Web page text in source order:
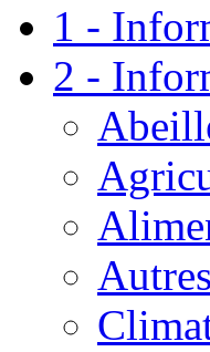
1 -
2 -
Autres